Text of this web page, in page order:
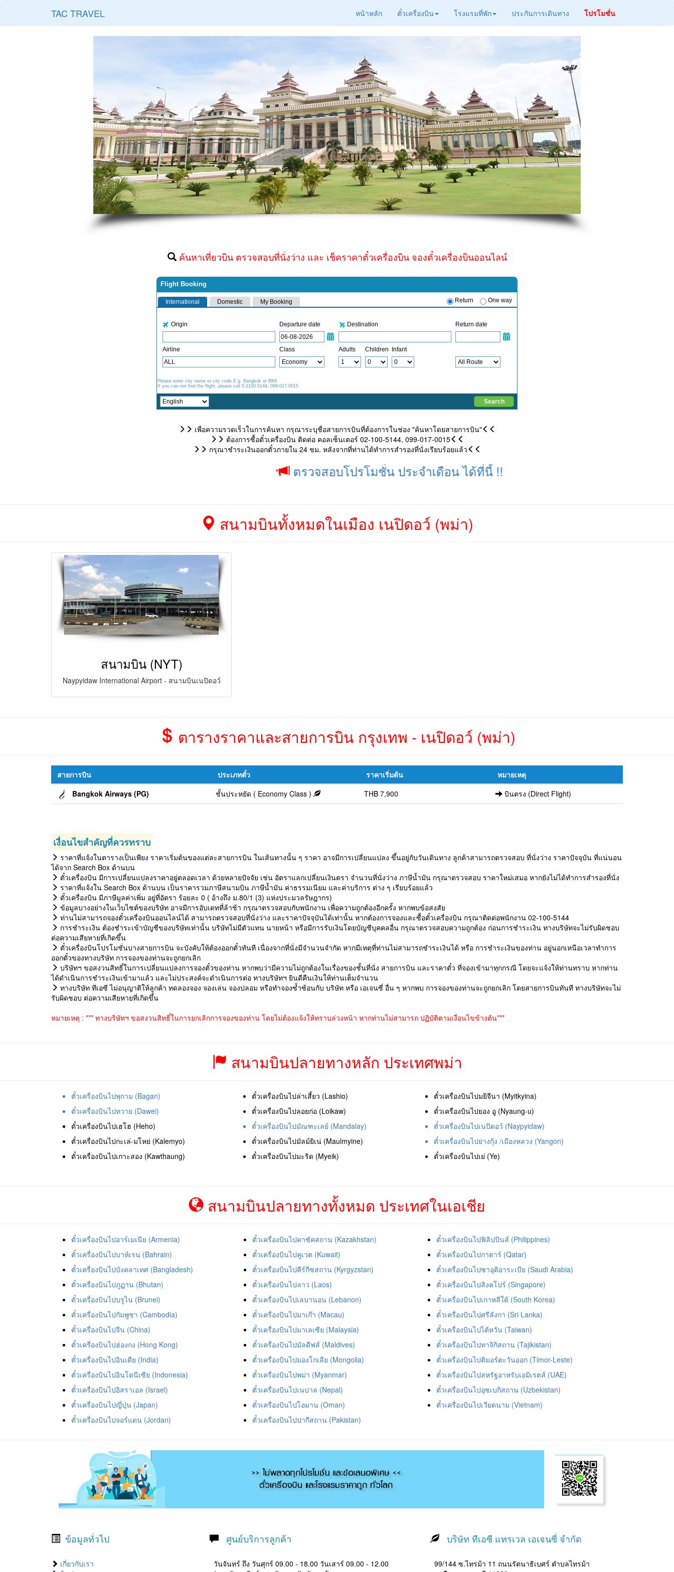
TAC TRAVEL หน้าหลัก ตั๋วเครื่องบิน โรงแรมที่พัก ประกันการเดินทาง โปรโมชั่น
ค้นหาเที่ยวบิน ตรวจสอบที่นั่งว่าง และ เช็คราคาตั๋วเครื่องบิน จองตั๋วเครื่องบินออนไลน์
เพื่อความรวดเร็วในการค้นหา กรุณาระบุชื่อสายการบินที่ต้องการในช่อง "ค้นหาโดยสายการบิน"
ต้องการซื้อตั๋วเครื่องบิน ติดต่อ คอลเซ็นเตอร์ 02-100-5144, 099-017-0015
กรุณาชำระเงินออกตั๋วภายใน 24 ชม. หลังจากที่ท่านได้ทำการสำรองที่นั่งเรียบร้อยแล้ว
ตรวจสอบโปรโมชั่น ประจำเดือน ได้ที่นี้ !!
สนามบินทั้งหมดในเมือง เนปิดอว์ (พม่า)
สนามบิน (NYT)
Naypyidaw International Airport - สนามบินเนปิดอว์
ตารางราคาและสายการบิน กรุงเทพ - เนปิดอว์ (พม่า)
สายการบิน ประเภทตั๋ว ราคาเริ่มต้น
หมายเหตุ
Bangkok Airways (PG)
ชั้นประหยัด ( Economy Class ) THB 7,900 บินตรง (Direct Flight)
เงื่อนไขสำคัญที่ควรทราบ
ราคาที่แจ้งในตารางเป็นเพียง ราคาเริ่มต้นของแต่ละสายการบิน ในเส้นทางนั้น ๆ ราคา อาจมีการเปลี่ยนแปลง ขึ้นอยู่กับวันเดินทาง ลูกค้าสามารถตรวจสอบ ที่นั่งว่าง ราคาปัจจุบัน ที่แน่นอน
ได้จาก Search Box ด้านบน
ตั๋วเครื่องบิน มีการเปลี่ยนแปลงราคาอยู่ตลอดเวลา ด้วยหลายปัจจัย เช่น อัตราแลกเปลี่ยนเงินตรา จำนวนที่นั่งว่าง ภาษีน้ำมัน กรุณาตรวจสอบ ราคาใหม่เสมอ หากยังไม่ได้ทำการสำรองที่นั่ง
ราคาที่แจ้งใน Search Box ด้านบน เป็นราคารวมภาษีสนามบิน ภาษีน้ำมัน ค่าธรรมเนียม และค่าบริการ ต่าง ๆ เรียบร้อยแล้ว
ตั๋วเครื่องบิน มีภาษีมูลค่าเพิ่ม อยู่ที่อัตรา ร้อยละ 0 ( อ้างถึง ม.80/1 (3) แห่งประมวลรัษฎากร)
ข้อมูลบางอย่างในเว็บไซต์ของบริษัท อาจมีการอับเดทที่ล้าช้า กรุณาตรวจสอบกับพนักงาน เพื่อความถูกต้องอีกครั้ง หากพบข้อสงสัย
ท่านไม่สามารถจองตั๋วเครื่องบินออนไลน์ได้ สามารถตรวจสอบที่นั่งว่าง และราคาปัจจุบันได้เท่านั้น หากต้องการจองและซื้อตั๋วเครื่องบิน กรุณาติดต่อพนักงาน 02-100-5144
การชำระเงิน ต้องชำระเข้าบัญชีของบริษัทเท่านั้น บริษัทไม่มีตัวแทน นายหน้า หรือมีการรับเงินโดยบัญชีบุคคลอื่น กรุณาตรวจสอบความถูกต้อง ก่อนการชำระเงิน ทางบริษัทจะไม่รับผิดชอบ
ต่อความเสียหายที่เกิดขึ้น
ตั๋วเครื่องบินโปรโมชั่นบางสายการบิน จะบังคับให้ต้องออกตั๋วทันที เนื่องจากที่นั่งมีจำนวนจำกัด หากมีเหตุที่ท่านไม่สามารถชำระเงินได้ หรือ การชำระเงินของท่าน อยู่นอกเหนือเวลาทำการ
ออกตั๋วของทางบริษัท การจองของท่านจะถูกยกเลิก
บริษัทฯ ขอสงวนสิทธิ์ในการเปลี่ยนแปลงการจองตั๋วของท่าน หากพบว่ามีความไม่ถูกต้องในเรื่องของชั้นที่นั่ง สายการบิน และราคาตั๋ว ที่จองเข้ามาทุกกรณี โดยจะแจ้งให้ท่านทราบ หากท่าน
ได้ดำเนินการชำระเงินเข้ามาแล้ว และไม่ประสงค์จะดำเนินการต่อ ทางบริษัทฯ ยินดีคืนเงินให้ท่านเต็มจำนวน
ทางบริษัท ทีเอซี ไม่อนุญาติให้ลูกค้า ทดลองจอง จองเล่น จองปลอม หรือทำจองซ้ำซ้อนกับ บริษัท หรือ เอเจนซี่ อื่น ๆ หากพบ การจองของท่านจะถูกยกเลิก โดยสายการบินทันที ทางบริษัทจะไม่
รับผิดชอบ ต่อความเสียหายที่เกิดขึ้น
หมายเหตุ : *** ทางบริษัทฯ ขอสงวนสิทธิ์ในการยกเลิกการจองของท่าน โดยไม่ต้องแจ้งให้ทราบล่วงหน้า หากท่านไม่สามารถ ปฏิบัติตามเงื่อนไขข้างต้น***
สนามบินปลายทางหลัก ประเทศพม่า
ตั๋วเครื่องบินไปพุกาม (Bagan) ตั๋วเครื่องบินไปล่าเสี้ยว (Lashio)
ตั๋วเครื่องบินไปมยิจีนา (Myitkyina)
ตั๋วเครื่องบินไปทวาย (Dawei)
ตั๋วเครื่องบินไปลอยก่อ (Loikaw)
ตั๋วเครื่องบินไปยอง อู (Nyaung-u)
ตั๋วเครื่องบินไปเฮโฮ (Heho)
ตั๋วเครื่องบินไปมัณฑะเลย์ (Mandalay)
ตั๋วเครื่องบินไปเนปิดอว์ (Naypyidaw)
ตั๋วเครื่องบินไปกะเล่-มโหย่ (Kalemyo)
ตั๋วเครื่องบินไปมัลม์ยิเน่ (Maulmyine)
ตั๋วเครื่องบินไปย่างกุ้ง /เมืองหลวง (Yangon)
ตั๋วเครื่องบินไปเกาะสอง (Kawthaung)
ตั๋วเครื่องบินไปมะริด (Myeik) ตั๋วเครื่องบินไปเย่ (Ye)
สนามบินปลายทางทั้งหมด ประเทศในเอเชีย
ตั๋วเครื่องบินไปอาร์เมเนีย (Armenia) ตั๋วเครื่องบินไปคาซัคสถาน (Kazakhstan)
ตั๋วเครื่องบินไปฟิลิปปินส์ (Philippines)
ตั๋วเครื่องบินไปบาห์เรน (Bahrain)
ตั๋วเครื่องบินไปคูเวต (Kuwait)
ตั๋วเครื่องบินไปกาตาร์ (Qatar)
ตั๋วเครื่องบินไปบังคลาเทศ (Bangladesh)
ตั๋วเครื่องบินไปคีร์กีซสถาน (Kyrgyzstan)
ตั๋วเครื่องบินไปซาอุดิอาระเบีย (Saudi Arabia)
ตั๋วเครื่องบินไปภูฏาน (Bhutan)
ตั๋วเครื่องบินไปลาว (Laos)
ตั๋วเครื่องบินไปสิงคโปร์ (Singapore)
ตั๋วเครื่องบินไปบรูไน (Brunei)
ตั๋วเครื่องบินไปเลบานอน (Lebanon)
ตั๋วเครื่องบินไปเกาหลีใต้ (South Korea)
ตั๋วเครื่องบินไปกัมพูชา (Cambodia)
ตั๋วเครื่องบินไปมาเก๊า (Macau)
ตั๋วเครื่องบินไปศรีลังกา (Sri Lanka)
ตั๋วเครื่องบินไปจีน (China)
ตั๋วเครื่องบินไปมาเลเซีย (Malaysia)
ตั๋วเครื่องบินไปไต้หวัน (Taiwan)
ตั๋วเครื่องบินไปฮ่องกง (Hong Kong)
ตั๋วเครื่องบินไปมัลดีฟส์ (Maldives)
ตั๋วเครื่องบินไปทาจิกิสถาน (Tajikistan)
ตั๋วเครื่องบินไปอินเดีย (India)
ตั๋วเครื่องบินไปมองโกเลีย (Mongolia)
ตั๋วเครื่องบินไปติมอร์ตะวันออก (Timor-Leste)
ตั๋วเครื่องบินไปอินโดนีเซีย (Indonesia)
ตั๋วเครื่องบินไปพม่า (Myanmar)
ตั๋วเครื่องบินไปสหรัฐอาหรับเอมิเรตส์ (UAE)
ตั๋วเครื่องบินไปอิสราเอล (Israel)
ตั๋วเครื่องบินไปเนปาล (Nepal)
ตั๋วเครื่องบินไปอุซเบกิสถาน (Uzbekistan)
ตั๋วเครื่องบินไปญี่ปุ่น (Japan)
ตั๋วเครื่องบินไปโอมาน (Oman)
ตั๋วเครื่องบินไปเวียดนาม (Vietnam)
ตั๋วเครื่องบินไปจอร์แดน (Jordan)
ตั๋วเครื่องบินไปปากีสถาน (Pakistan)
ข้อมูลทั่วไป ศูนย์บริการลูกค้า บริษัท ทีเอซี แทรเวล เอเจนซี่ จำกัด
เกี่ยวกับเรา วันจันทร์ ถึง วันศุกร์ 09.00 - 18.00 วันเสาร์ 09.00 - 12.00
99/144 ซ.ไทรม้า 11 ถนนรัตนาธิเบศร์ ตำบลไทรม้า